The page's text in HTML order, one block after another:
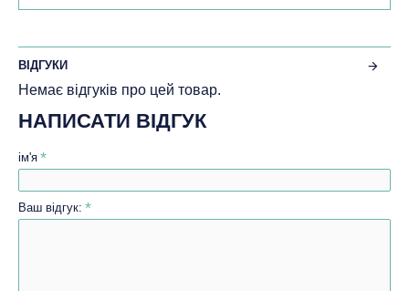
ВІДГУКИ
Немає відгуків про цей товар.
НАПИСАТИ ВІДГУК
ім'я
Ваш відгук: